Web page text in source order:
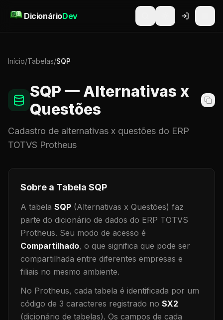
DicionárioDev
Início/Tabelas/SQP
SQP — Alternativas x
Questões
Cadastro de alternativas x questões do ERP
TOTVS Protheus
Sobre a Tabela SQP
A tabela SQP (Alternativas x Questões) faz
parte do dicionário de dados do ERP TOTVS
Protheus. Seu modo de acesso é
Compartilhado, o que significa que pode ser
compartilhada entre diferentes empresas e
filiais no mesmo ambiente.
No Protheus, cada tabela é identificada por um
código de 3 caracteres registrado no SX2
(dicionário de tabelas). Os campos de cada